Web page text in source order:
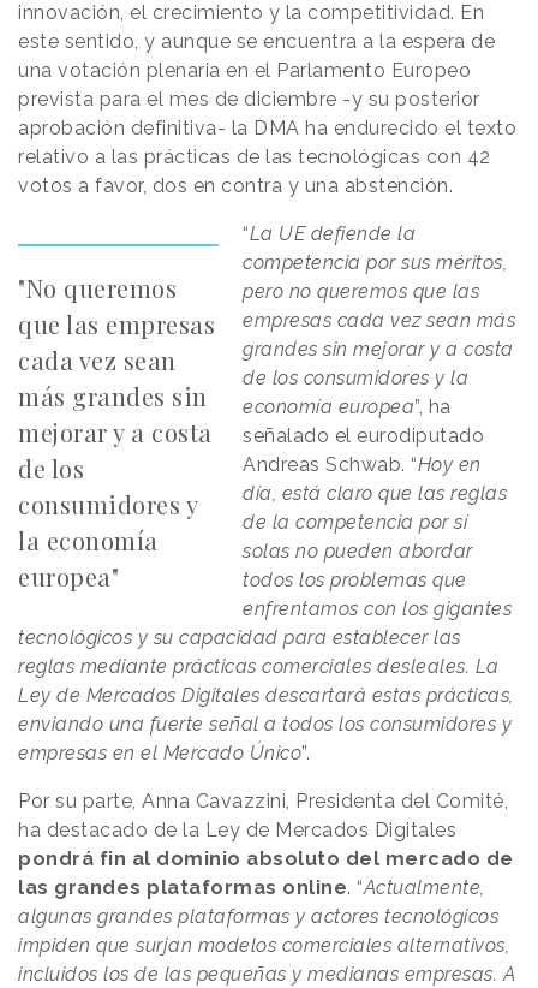
innovación, el crecimiento y la competitividad. En
este sentido, y aunque se encuentra a la espera de
una votación plenaria en el Parlamento Europeo
prevista para el mes de diciembre -y su posterior
aprobación definitiva- la DMA ha endurecido el texto
relativo a las prácticas de las tecnológicas con 42
votos a favor, dos en contra y una abstención.
"No queremos
que las empresas
cada vez sean
más grandes sin
mejorar y a costa
de los
consumidores y
la economía
europea"
“La UE defiende la
competencia por sus méritos,
pero no queremos que las
empresas cada vez sean más
grandes sin mejorar y a costa
de los consumidores y la
economía europea”, ha
señalado el eurodiputado
Andreas Schwab. “Hoy en
día, está claro que las reglas
de la competencia por sí
solas no pueden abordar
todos los problemas que
enfrentamos con los gigantes
tecnológicos y su capacidad para establecer las
reglas mediante prácticas comerciales desleales. La
Ley de Mercados Digitales descartará estas prácticas,
enviando una fuerte señal a todos los consumidores y
empresas en el Mercado Único”.
Por su parte, Anna Cavazzini, Presidenta del Comité,
ha destacado de la Ley de Mercados Digitales
pondrá fin al dominio absoluto del mercado de
las grandes plataformas online. “Actualmente,
algunas grandes plataformas y actores tecnológicos
impiden que surjan modelos comerciales alternativos,
incluidos los de las pequeñas y medianas empresas. A